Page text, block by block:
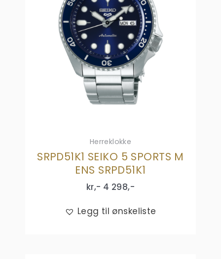
Herreklokke
SRPD51K1 SEIKO 5 SPORTS M
ENS SRPD51K1
kr,- 4 298,-
Legg til ønskeliste